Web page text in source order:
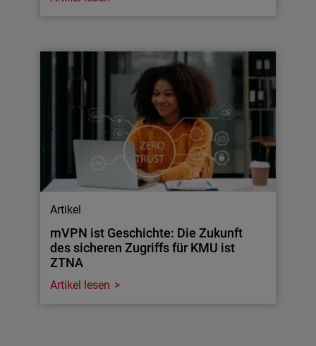
Artikel
mVPN ist Geschichte: Die Zukunft
des sicheren Zugriffs für KMU ist
ZTNA
Artikel lesen